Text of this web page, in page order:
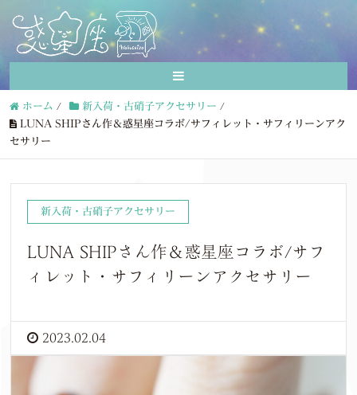
ホーム / 新入荷・古硝子アクセサリー /
LUNA SHIPさん作＆惑星座コラボ/サフィレット・サフィリーンアク
セサリー
新入荷・古硝子アクセサリー
LUNA SHIPさん作＆惑星座コラボ/サフ
ィレット・サフィリーンアクセサリー
2023.02.04